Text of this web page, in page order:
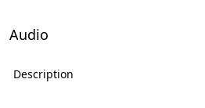
Audio
Description